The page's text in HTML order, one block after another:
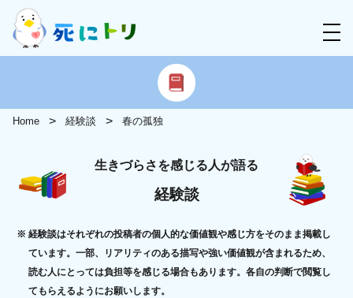
Home 経験談 春の孤独
生きづらさを感じる人が語る
経験談
経験談はそれぞれの投稿者の個人的な価値観や感じ方をそのまま掲載し
ています。一部、リアリティのある描写や強い価値観が含まれるため、
読む人にとっては負担等を感じる場合もあります。各自の判断で閲覧し
てもらえるようにお願いします。